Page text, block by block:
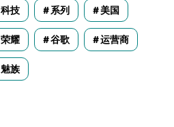
科技 系列 美国
荣耀 谷歌 运营商
魅族